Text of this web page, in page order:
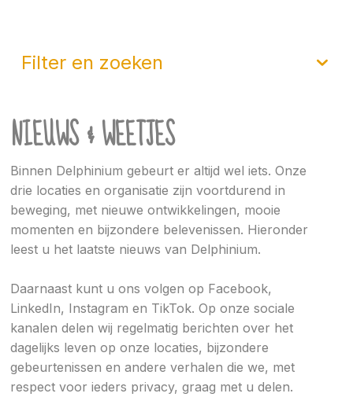
filter en zoeken
NIEUWS & WEETJES
Binnen Delphinium gebeurt er altijd wel iets. Onze
drie locaties en organisatie zijn voortdurend in
beweging, met nieuwe ontwikkelingen, mooie
momenten en bijzondere belevenissen. Hieronder
leest u het laatste nieuws van Delphinium.
Daarnaast kunt u ons volgen op Facebook,
LinkedIn, Instagram en TikTok. Op onze sociale
kanalen delen wij regelmatig berichten over het
dagelijks leven op onze locaties, bijzondere
gebeurtenissen en andere verhalen die we, met
respect voor ieders privacy, graag met u delen.